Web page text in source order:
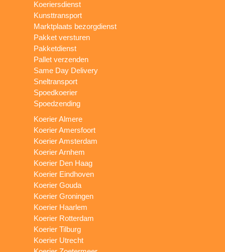
Koeriersdienst
Kunsttransport
Marktplaats bezorgdienst
Pakket versturen
Pakketdienst
Pallet verzenden
Same Day Delivery
Sneltransport
Spoedkoerier
Spoedzending
Koerier Almere
Koerier Amersfoort
Koerier Amsterdam
Koerier Arnhem
Koerier Den Haag
Koerier Eindhoven
Koerier Gouda
Koerier Groningen
Koerier Haarlem
Koerier Rotterdam
Koerier Tilburg
Koerier Utrecht